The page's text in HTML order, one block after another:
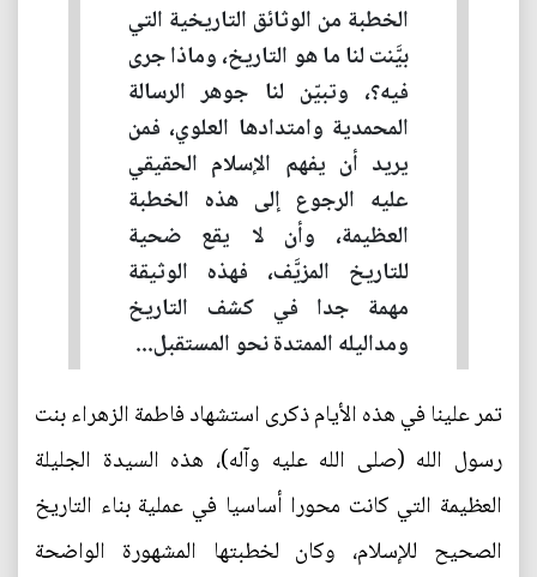
الخطبة من الوثائق التاريخية التي
بيَّنت لنا ما هو التاريخ، وماذا جرى
فيه؟، وتبيّن لنا جوهر الرسالة
المحمدية وامتدادها العلوي، فمن
يريد أن يفهم الإسلام الحقيقي
عليه الرجوع إلى هذه الخطبة
العظيمة، وأن لا يقع ضحية
للتاريخ المزيَّف، فهذه الوثيقة
مهمة جدا في كشف التاريخ
ومداليله الممتدة نحو المستقبل...
تمر علينا في هذه الأيام ذكرى استشهاد فاطمة الزهراء بنت
رسول الله (صلى الله عليه وآله)، هذه السيدة الجليلة
العظيمة التي كانت محورا أساسيا في عملية بناء التاريخ
الصحيح للإسلام، وكان لخطبتها المشهورة الواضحة